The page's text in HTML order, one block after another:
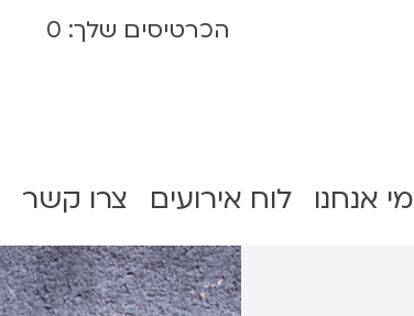
הכרטיסים שלך: 0
מי אנחנו לוח אירועים צרו קשר